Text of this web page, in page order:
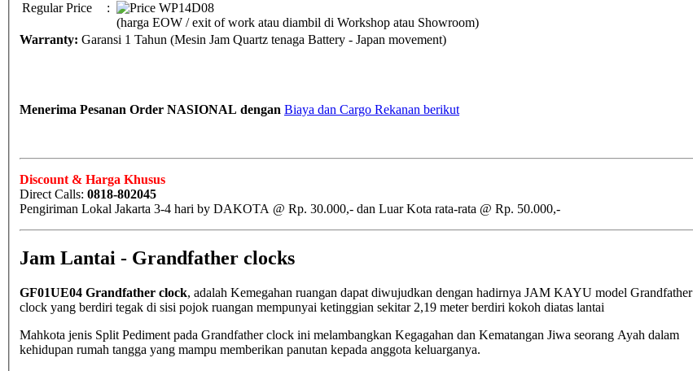
Regular Price
:
(harga EOW / exit of work atau diambil di Workshop atau Showroom)
Warranty: Garansi 1 Tahun (Mesin Jam Quartz tenaga Battery - Japan movement)
Menerima Pesanan Order NASIONAL dengan Biaya dan Cargo Rekanan berikut
Discount & Harga Khusus
Direct Calls: 0818-802045
Pengiriman Lokal Jakarta 3-4 hari by DAKOTA @ Rp. 30.000,- dan Luar Kota rata-rata @ Rp. 50.000,-
Jam Lantai - Grandfather clocks
GF01UE04 Grandfather clock, adalah Kemegahan ruangan dapat diwujudkan dengan hadirnya JAM KAYU model Grandfather
clock yang berdiri tegak di sisi pojok ruangan mempunyai ketinggian sekitar 2,19 meter berdiri kokoh diatas lantai
Mahkota jenis Split Pediment pada Grandfather clock ini melambangkan Kegagahan dan Kematangan Jiwa seorang Ayah dalam
kehidupan rumah tangga yang mampu memberikan panutan kepada anggota keluarganya.